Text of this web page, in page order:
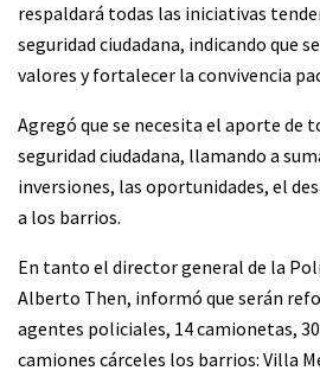
respaldará todas las iniciativas
seguridad ciudadana, indicando que
valores y fortalecer la convivencia
Agregó que se necesita el aporte de
seguridad ciudadana, llamando a
inversiones, las oportunidades, el
a los barrios.
En tanto el director general de la
Alberto Then, informó que serán
agentes policiales, 14 camionetas,
camiones cárceles los barrios: Villa